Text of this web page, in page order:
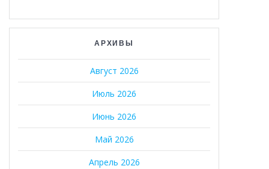
АРХИВЫ
Август 2026
Июль 2026
Июнь 2026
Май 2026
Апрель 2026